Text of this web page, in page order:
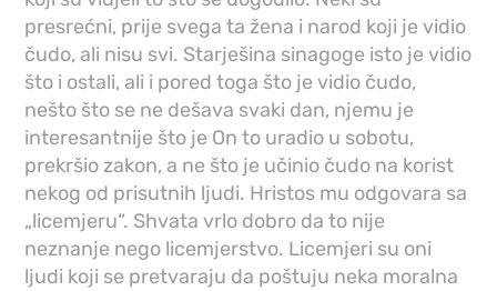
presrećni, prije svega ta žena i narod koji je vidio
čudo, ali nisu svi. Starješina sinagoge isto je vidio
što i ostali, ali i pored toga što je vidio čudo,
nešto što se ne dešava svaki dan, njemu je
interesantnije što je On to uradio u sobotu,
prekršio zakon, a ne što je učinio čudo na korist
nekog od prisutnih ljudi. Hristos mu odgovara sa
„licemjeru“. Shvata vrlo dobro da to nije
neznanje nego licemjerstvo. Licemjeri su oni
ljudi koji se pretvaraju da poštuju neka moralna